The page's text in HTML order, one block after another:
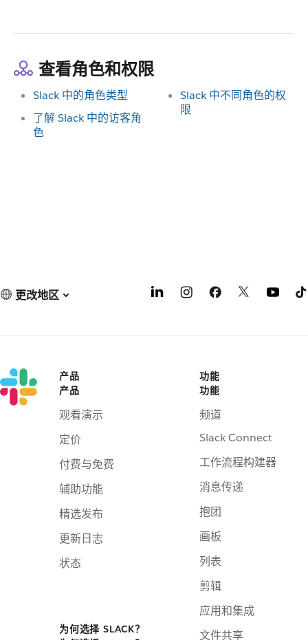
查看角色和权限
Slack 中的角色类型
了解 Slack 中的访客角
色
Slack 中不同角色的权
限
更改地区
产品
产品
观看演示
定价
付费与免费
辅助功能
精选发布
更新日志
状态
为何选择 SLACK？
功能
功能
频道
Slack Connect
工作流程构建器
消息传递
抱团
画板
列表
剪辑
应用和集成
文件共享